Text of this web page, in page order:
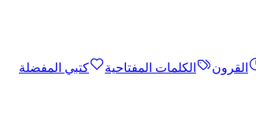
القرون الكلمات المفتاحية
كتبي المفضلة